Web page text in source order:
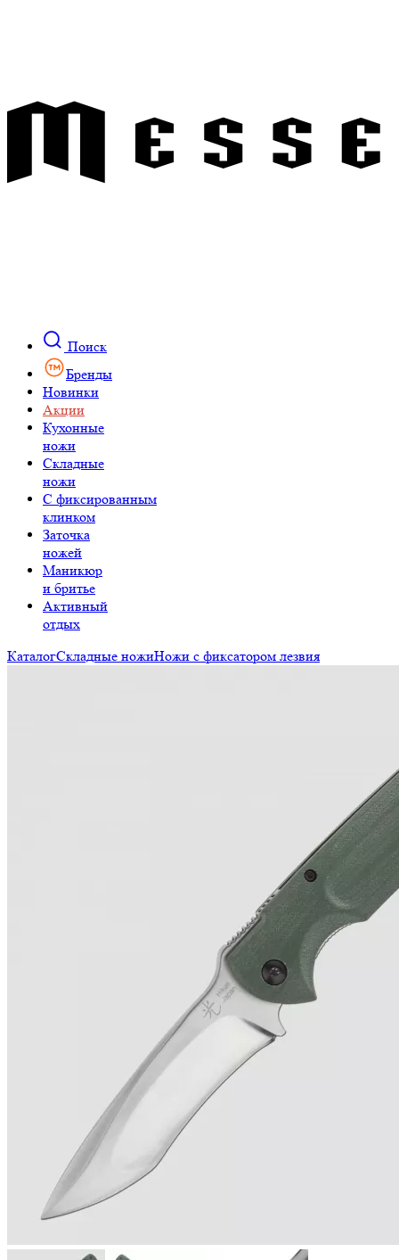
Поиск
Бренды
Новинки
Акции
Кухонные
ножи
Складные
ножи
C фиксированным
клинком
Заточка
ножей
Маникюр
и бритье
Активный
отдых
КаталогСкладные ножиНожи с фиксатором лезвия